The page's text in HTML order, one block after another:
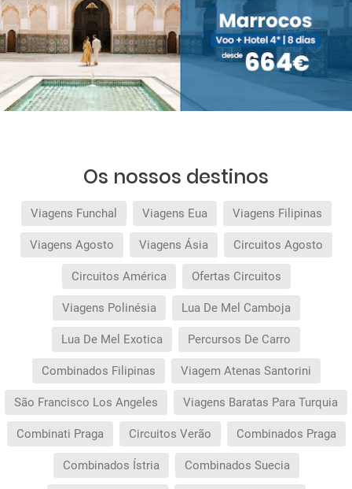
Os nossos destinos
Viagens Funchal Viagens Eua Viagens Filipinas
Viagens Agosto Viagens Ásia Circuitos Agosto
Circuitos América Ofertas Circuitos
Viagens Polinésia Lua De Mel Camboja
Lua De Mel Exotica Percursos De Carro
Combinados Filipinas Viagem Atenas Santorini
São Francisco Los Angeles Viagens Baratas Para Turquia
Combinati Praga Circuitos Verão Combinados Praga
Combinados Ístria Combinados Suecia